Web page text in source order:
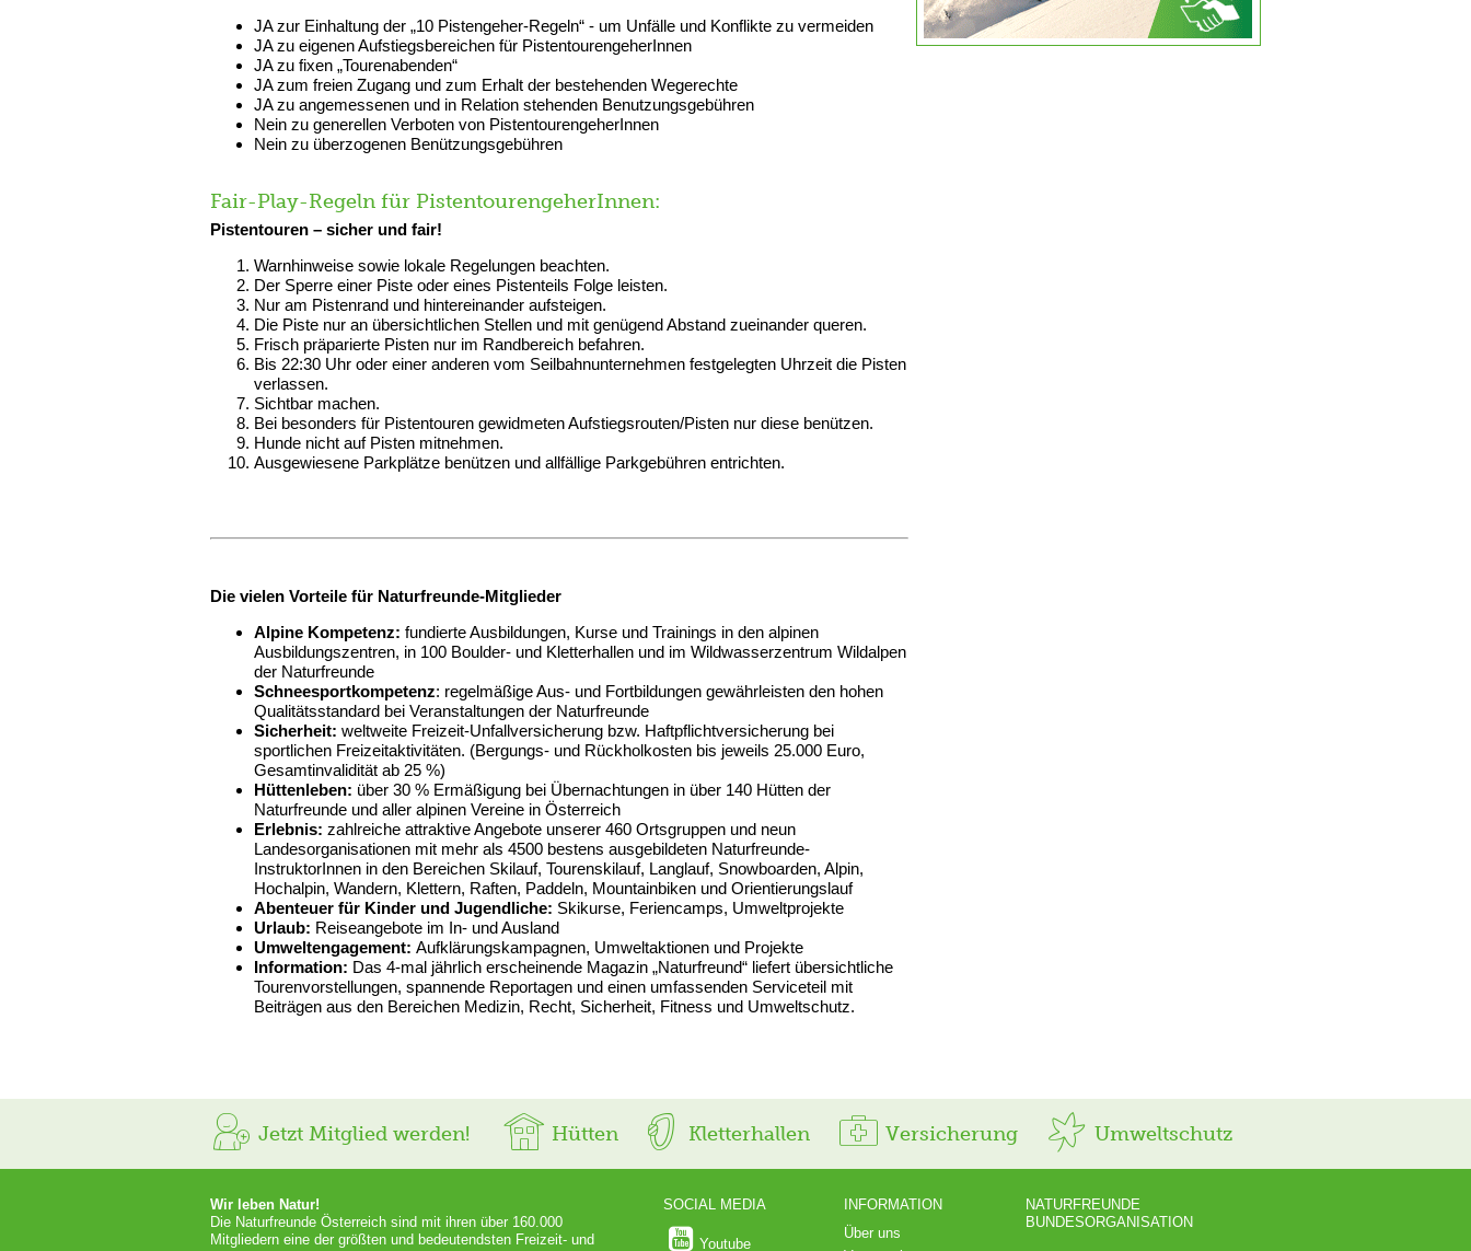
JA zur Einhaltung der „10 Pistengeher-Regeln“ - um Unfälle und Konflikte zu vermeiden
JA zu eigenen Aufstiegsbereichen für PistentourengeherInnen
JA zu fixen „Tourenabenden“
JA zum freien Zugang und zum Erhalt der bestehenden Wegerechte
JA zu angemessenen und in Relation stehenden Benutzungsgebühren
Nein zu generellen Verboten von PistentourengeherInnen
Nein zu überzogenen Benützungsgebühren
Fair-Play-Regeln für PistentourengeherInnen:
Pistentouren – sicher und fair!
Warnhinweise sowie lokale Regelungen beachten.
Der Sperre einer Piste oder eines Pistenteils Folge leisten.
Nur am Pistenrand und hintereinander aufsteigen.
Die Piste nur an übersichtlichen Stellen und mit genügend Abstand zueinander queren.
Frisch präparierte Pisten nur im Randbereich befahren.
Bis 22:30 Uhr oder einer anderen vom Seilbahnunternehmen festgelegten Uhrzeit die Pisten
verlassen.
Sichtbar machen.
Bei besonders für Pistentouren gewidmeten Aufstiegsrouten/Pisten nur diese benützen.
Hunde nicht auf Pisten mitnehmen.
Ausgewiesene Parkplätze benützen und allfällige Parkgebühren entrichten.
Die vielen Vorteile für Naturfreunde-Mitglieder
Alpine Kompetenz: fundierte Ausbildungen, Kurse und Trainings in den alpinen
Ausbildungszentren, in 100 Boulder- und Kletterhallen und im Wildwasserzentrum Wildalpen
der Naturfreunde
Schneesportkompetenz: regelmäßige Aus- und Fortbildungen gewährleisten den hohen
Qualitätsstandard bei Veranstaltungen der Naturfreunde
Sicherheit: weltweite Freizeit-Unfallversicherung bzw. Haftpflichtversicherung bei
sportlichen Freizeitaktivitäten. (Bergungs- und Rückholkosten bis jeweils 25.000 Euro,
Gesamtinvalidität ab 25 %)
Hüttenleben: über 30 % Ermäßigung bei Übernachtungen in über 140 Hütten der
Naturfreunde und aller alpinen Vereine in Österreich
Erlebnis: zahlreiche attraktive Angebote unserer 460 Ortsgruppen und neun
Landesorganisationen mit mehr als 4500 bestens ausgebildeten Naturfreunde-
InstruktorInnen in den Bereichen Skilauf, Tourenskilauf, Langlauf, Snowboarden, Alpin,
Hochalpin, Wandern, Klettern, Raften, Paddeln, Mountainbiken und Orientierungslauf
Abenteuer für Kinder und Jugendliche: Skikurse, Feriencamps, Umweltprojekte
Urlaub: Reiseangebote im In- und Ausland
Umweltengagement: Aufklärungskampagnen, Umweltaktionen und Projekte
Information: Das 4-mal jährlich erscheinende Magazin „Naturfreund“ liefert übersichtliche
Tourenvorstellungen, spannende Reportagen und einen umfassenden Serviceteil mit
Beiträgen aus den Bereichen Medizin, Recht, Sicherheit, Fitness und Umweltschutz.
Jetzt Mitglied werden! Hütten Kletterhallen Versicherung Umweltschutz
Wir leben Natur!
Die Naturfreunde Österreich sind mit ihren über 160.000
Mitgliedern eine der größten und bedeutendsten Freizeit- und
SOCIAL MEDIA
Youtube
INFORMATION
Über uns
NATURFREUNDE
BUNDESORGANISATION